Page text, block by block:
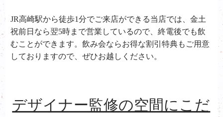
JR高崎駅から徒歩1分でご来店ができる当店では、金土
祝前日なら翌5時まで営業しているので、終電後でも飲
むことができます。飲み会ならお得な割引特典もご用意
しておりますので、ぜひお越しください。
デザイナー監修の空間にこだ